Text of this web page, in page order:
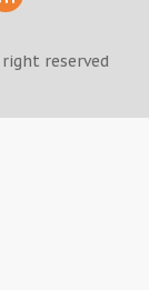
reserved